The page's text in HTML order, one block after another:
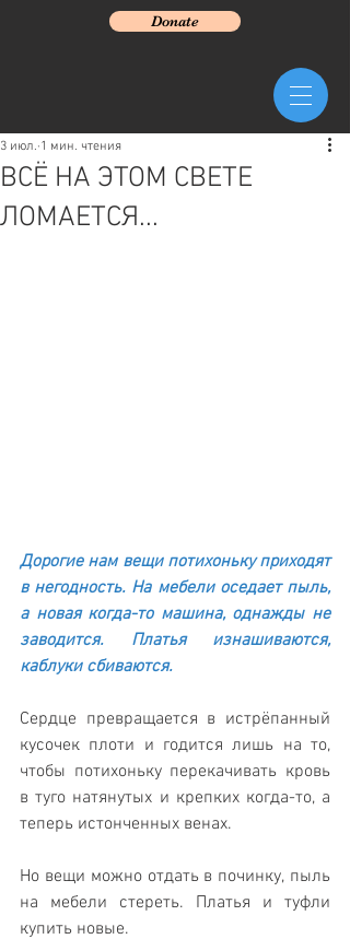
Donate
ВСЁ НА ЭТОМ СВЕТЕ
ЛОМАЕТСЯ...
3 июл. 1 мин. чтения
Дорогие нам вещи потихоньку приходят
в негодность. На мебели оседает пыль,
а новая когда-то машина, однажды не
заводится. Платья изнашиваются,
каблуки сбиваются.
Сердце превращается в истрёпанный
кусочек плоти и годится лишь на то,
чтобы потихоньку перекачивать кровь
в туго натянутых и крепких когда-то, а
теперь истонченных венах.
Но вещи можно отдать в починку, пыль
на мебели стереть. Платья и туфли
купить новые.